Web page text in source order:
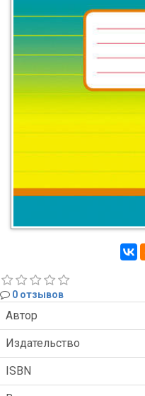
0 отзывов
Автор
Издательство
ISBN